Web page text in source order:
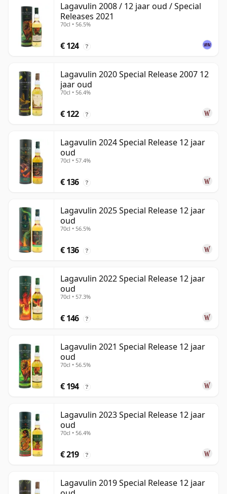
Lagavulin 2008 / 12 jaar oud / Special
Releases 2021
70cl • 56.5%
€ 124 ?
Lagavulin 2020 Special Release 2007 12
jaar oud
70cl • 56.4%
€ 122 ?
Lagavulin 2024 Special Release 12 jaar
oud
70cl • 57.4%
€ 136 ?
Lagavulin 2025 Special Release 12 jaar
oud
70cl • 56.5%
€ 136 ?
Lagavulin 2022 Special Release 12 jaar
oud
70cl • 57.3%
€ 146 ?
Lagavulin 2021 Special Release 12 jaar
oud
70cl • 56.5%
€ 194 ?
Lagavulin 2023 Special Release 12 jaar
oud
70cl • 56.4%
€ 219 ?
Lagavulin 2019 Special Release 12 jaar